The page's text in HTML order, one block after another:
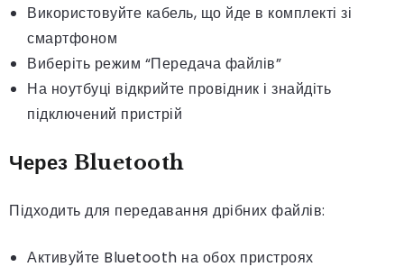
Використовуйте кабель, що йде в комплекті зі
смартфоном
Виберіть режим “Передача файлів”
На ноутбуці відкрийте провідник і знайдіть
підключений пристрій
Через Bluetooth
Підходить для передавання дрібних файлів:
Активуйте Bluetooth на обох пристроях